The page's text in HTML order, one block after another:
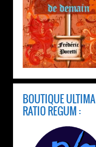
BOUTIQUE ULTIMA
RATIO REGUM :